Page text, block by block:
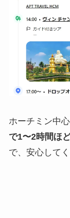
ホーチミン中
で1〜2時間ほど
で、安心してく